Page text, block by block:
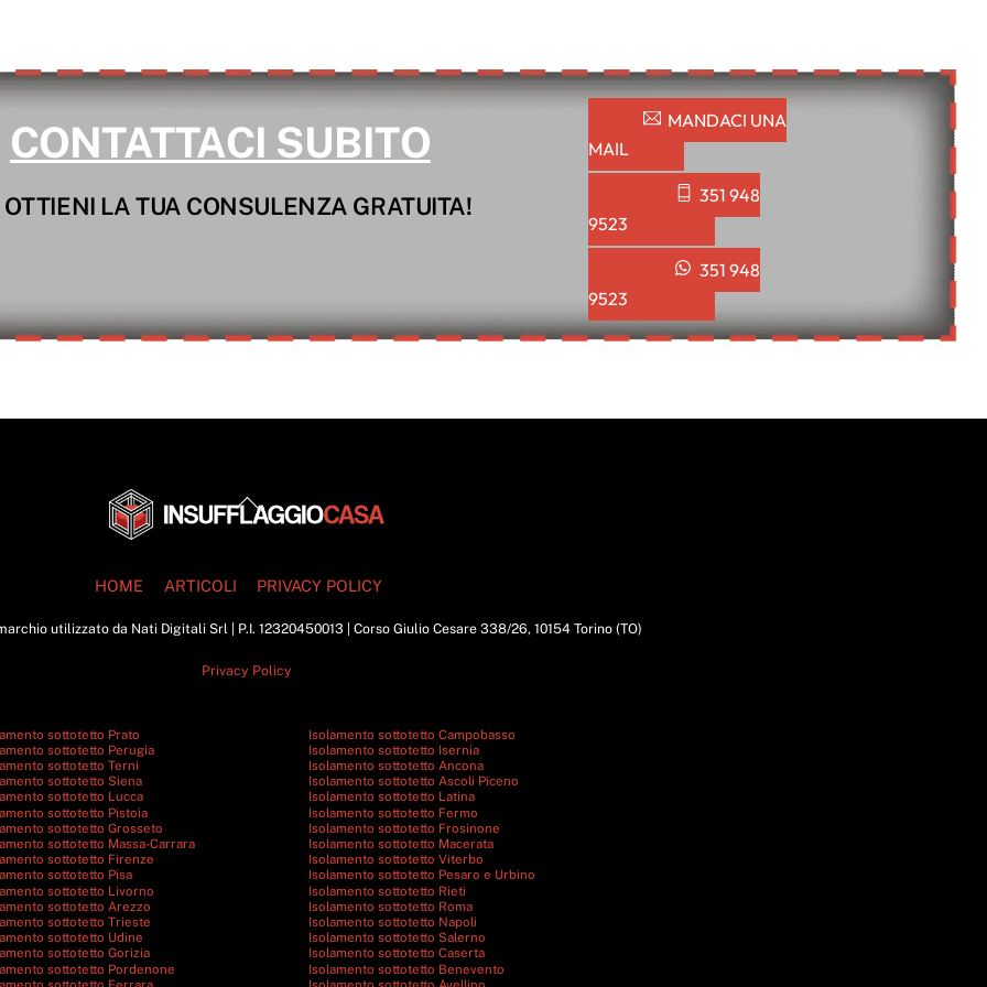
CONTATTACI SUBITO
OTTIENI LA TUA CONSULENZA GRATUITA!
MANDACI UNA
MAIL
351 948
9523
351 948
9523
Back
To
HOME
ARTICOLI PRIVACY POLICY
utilizzato da Nati Digitali Srl | P.I. 12320450013 | Corso Giulio Cesare 338/26, 10154 Torino (TO)
Privacy Policy
sottotetto Prato
sottotetto Perugia
sottotetto Terni
sottotetto Siena
sottotetto Lucca
sottotetto Pistoia
sottotetto Grosseto
sottotetto Massa-Carrara
sottotetto Firenze
sottotetto Pisa
sottotetto Livorno
sottotetto Arezzo
sottotetto Trieste
sottotetto Udine
sottotetto Gorizia
sottotetto Pordenone
Isolamento sottotetto Campobasso
Isolamento sottotetto Isernia
Isolamento sottotetto Ancona
Isolamento sottotetto Ascoli Piceno
Isolamento sottotetto Latina
Isolamento sottotetto Fermo
Isolamento sottotetto Frosinone
Isolamento sottotetto Macerata
Isolamento sottotetto Viterbo
Isolamento sottotetto Pesaro e Urbino
Isolamento sottotetto Rieti
Isolamento sottotetto Roma
Isolamento sottotetto Napoli
Isolamento sottotetto Salerno
Isolamento sottotetto Caserta
Isolamento sottotetto Benevento